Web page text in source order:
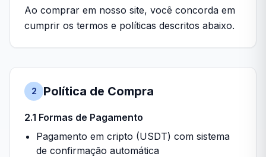
Ao comprar em nosso site, você concorda em
cumprir os termos e políticas descritos abaixo.
2 Política de Compra
2.1 Formas de Pagamento
Pagamento em cripto (USDT) com sistema
de confirmação automática